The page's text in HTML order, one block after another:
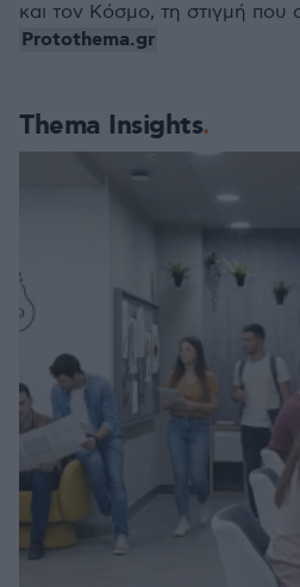
Thema Insights
και τον Κόσμο, τη στιγμή που
Protothema.gr